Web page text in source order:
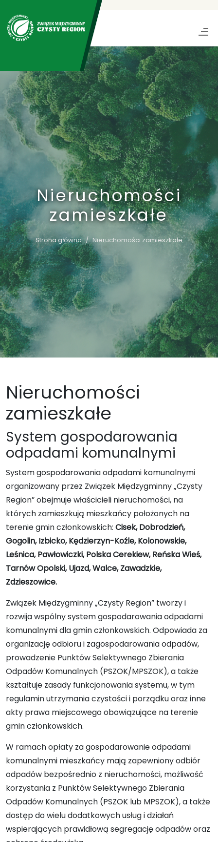
Nieruchomości
zamieszkałe
Strona główna Nieruchomości zamieszkałe
Nieruchomości
zamieszkałe
System gospodarowania
odpadami komunalnymi
System gospodarowania odpadami komunalnymi
organizowany przez Związek Międzygminny „Czysty
Region” obejmuje właścicieli nieruchomości, na
których zamieszkują mieszkańcy położonych na
terenie gmin członkowskich: Cisek, Dobrodzień,
Gogolin, Izbicko, Kędzierzyn-Koźle, Kolonowskie,
Leśnica, Pawłowiczki, Polska Cerekiew, Reńska Wieś,
Tarnów Opolski, Ujazd, Walce, Zawadzkie,
Zdzieszowice.
Związek Międzygminny „Czysty Region” tworzy i
rozwija wspólny system gospodarowania odpadami
komunalnymi dla gmin członkowskich. Odpowiada za
organizację odbioru i zagospodarowania odpadów,
prowadzenie Punktów Selektywnego Zbierania
Odpadów Komunalnych (PSZOK/MPSZOK), a także
kształtuje zasady funkcjonowania systemu, w tym
regulamin utrzymania czystości i porządku oraz inne
akty prawa miejscowego obowiązujące na terenie
gmin członkowskich.
W ramach opłaty za gospodarowanie odpadami
komunalnymi mieszkańcy mają zapewniony odbiór
odpadów bezpośrednio z nieruchomości, możliwość
korzystania z Punktów Selektywnego Zbierania
Odpadów Komunalnych (PSZOK lub MPSZOK), a także
dostęp do wielu dodatkowych usług i działań
wspierających prawidłową segregację odpadów oraz